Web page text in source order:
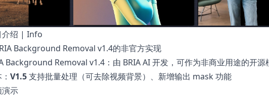
介绍 | Info
Background Removal v1.4的非官方实现
Background Removal v1.4：由 BRIA AI 开发，可作为非商业用途的开源
V1.5支持批量处理（可去除视频背景）、新增输出 mask 功能
示